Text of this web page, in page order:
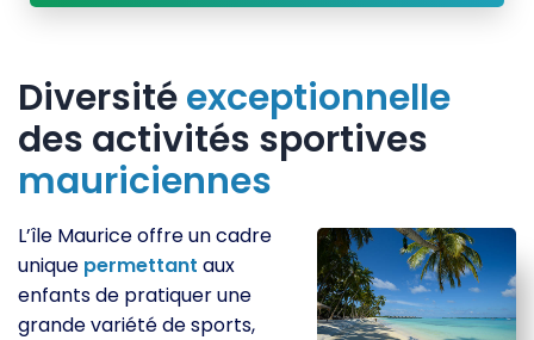
Diversitéexceptionnelle
des activités sportives
mauriciennes
L’île Maurice offre un cadre
unique permettant aux
enfants de pratiquer une
grande variété de sports,